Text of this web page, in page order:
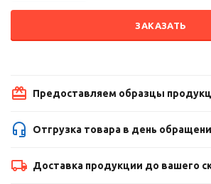
ЗАКАЗАТЬ
Предоставляем образцы
Отгрузка товара в день
Доставка продукции до вашего